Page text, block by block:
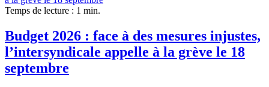
Temps de lecture : 1 min.
Budget 2026 : face à des mesures injustes,
l’intersyndicale appelle à la grève le 18
septembre